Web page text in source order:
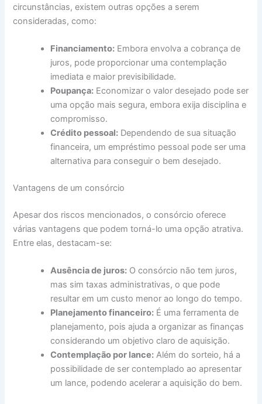
circunstâncias, existem outras opções a serem
consideradas, como:
Financiamento: Embora envolva a cobrança de
juros, pode proporcionar uma contemplação
imediata e maior previsibilidade.
Poupança: Economizar o valor desejado pode ser
uma opção mais segura, embora exija disciplina e
compromisso.
Crédito pessoal: Dependendo de sua situação
financeira, um empréstimo pessoal pode ser uma
alternativa para conseguir o bem desejado.
Vantagens de um consórcio
Apesar dos riscos mencionados, o consórcio oferece
várias vantagens que podem torná-lo uma opção atrativa.
Entre elas, destacam-se:
Ausência de juros: O consórcio não tem juros,
mas sim taxas administrativas, o que pode
resultar em um custo menor ao longo do tempo.
Planejamento financeiro: É uma ferramenta de
planejamento, pois ajuda a organizar as finanças
considerando um objetivo claro de aquisição.
Contemplação por lance: Além do sorteio, há a
possibilidade de ser contemplado ao apresentar
um lance, podendo acelerar a aquisição do bem.